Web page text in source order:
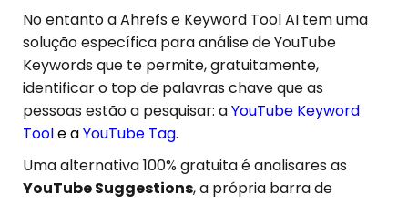
No entanto a Ahrefs e Keyword Tool AI tem uma
solução específica para análise de YouTube
Keywords que te permite, gratuitamente,
identificar o top de palavras chave que as
pessoas estão a pesquisar: aYouTube Keyword
Toole aYouTube Tag.
Uma alternativa 100% gratuita é analisares as
YouTube Suggestions, a própria barra de